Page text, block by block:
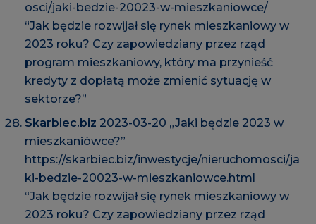
osci/jaki-bedzie-20023-w-mieszkaniowce/
“Jak będzie rozwijał się rynek mieszkaniowy w
2023 roku? Czy zapowiedziany przez rząd
program mieszkaniowy, który ma przynieść
kredyty z dopłatą może zmienić sytuację w
sektorze?”
Skarbiec.biz 2023-03-20 „Jaki będzie 2023 w
mieszkaniówce?”
https://skarbiec.biz/inwestycje/nieruchomosci/ja
ki-bedzie-20023-w-mieszkaniowce.html
“Jak będzie rozwijał się rynek mieszkaniowy w
2023 roku? Czy zapowiedziany przez rząd